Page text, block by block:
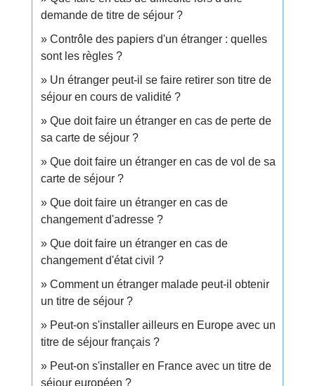
demande de titre de séjour ?
Contrôle des papiers d'un étranger : quelles
sont les règles ?
Un étranger peut-il se faire retirer son titre de
séjour en cours de validité ?
Que doit faire un étranger en cas de perte de
sa carte de séjour ?
Que doit faire un étranger en cas de vol de sa
carte de séjour ?
Que doit faire un étranger en cas de
changement d'adresse ?
Que doit faire un étranger en cas de
changement d'état civil ?
Comment un étranger malade peut-il obtenir
un titre de séjour ?
Peut-on s'installer ailleurs en Europe avec un
titre de séjour français ?
Peut-on s'installer en France avec un titre de
séjour européen ?